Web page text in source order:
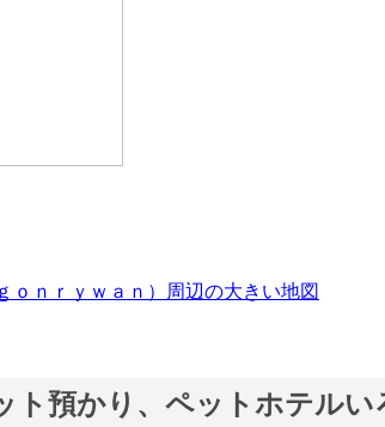
ｏｎｒｙｗａｎ）周辺の大きい地図
ト預かり、ペットホテルい